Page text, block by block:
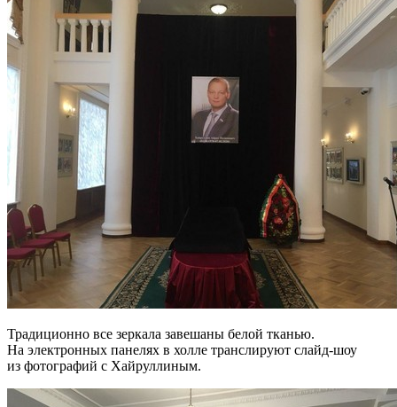
Традиционно все зеркала завешаны белой тканью.
На электронных панелях в холле транслируют слайд-шоу
из фотографий с Хайруллиным.